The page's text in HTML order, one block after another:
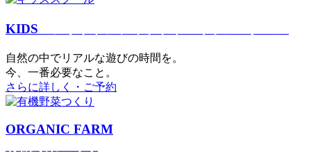
KIDS
⾃然の中でリアルな遊びの時間を。
今、⼀番必要なこと。
さらに詳しく・ご予約
ORGANIC FARM